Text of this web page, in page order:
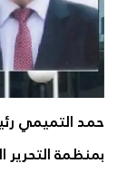
حمد التميمي
بمنظمة التحرير